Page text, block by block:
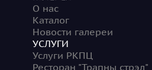
О нас
Каталог
Новости галереи
УСЛУГИ
Услуги РКПЦ
Ресторан "Трапны стрэл"